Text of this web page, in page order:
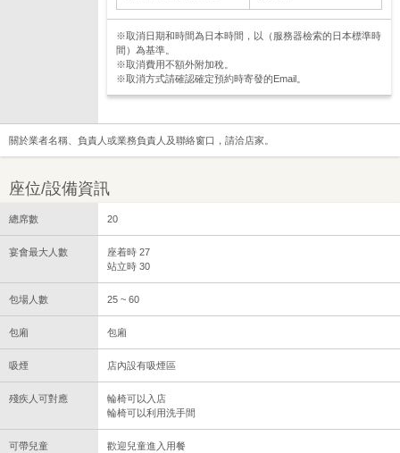
※取消日期和時間為日本時間，以（服務器檢索的日本標準時
間）為基準。
※取消費用不額外附加稅。
※取消方式請確認確定預約時寄發的Email。
關於業者名稱、負責人或業務負責人及聯絡窗口，請洽店家。
座位/設備資訊
總席數 20
宴會最大人數
座着時 27
站立時 30
包場人數 25 ~ 60
包廂 包廂
吸煙 店內設有吸煙區
殘疾人可對應
輪椅可以入店
輪椅可以利用洗手間
可帶兒童
歡迎兒童進入用餐